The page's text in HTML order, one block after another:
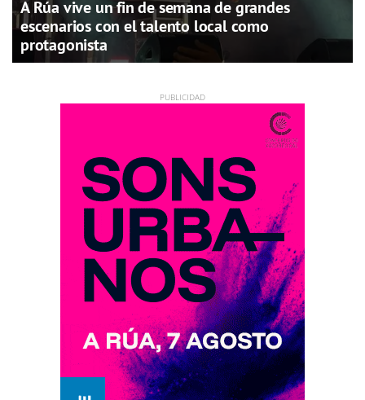
A Rúa vive un fin de semana de grandes
escenarios con el talento local como
protagonista